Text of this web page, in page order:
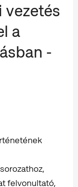
vezetés
a
-
felvonultató,